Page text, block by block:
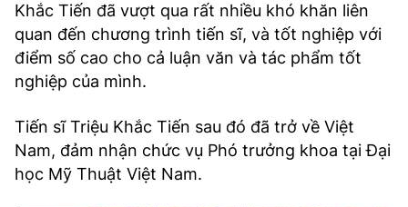
Khắc Tiến đã vượt qua rất nhiều khó khăn liên
quan đến chương trình tiến sĩ, và tốt nghiệp với
điểm số cao cho cả luận văn và tác phẩm tốt
nghiệp của mình.
Tiến sĩ Triệu Khắc Tiến sau đó đã trở về Việt
Nam, đảm nhận chức vụ Phó trưởng khoa tại Đại
học Mỹ Thuật Việt Nam.